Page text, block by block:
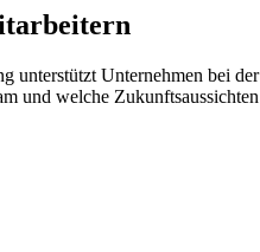
unterstützt Unternehmen bei
und welche